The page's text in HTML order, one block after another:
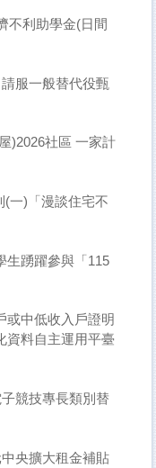
不利助學金(日間
服一般替代役甄
)2026社區 一家計
(一)「漫談住宅不
生踴躍參與「115
或中低收入戶證明
資料自主運用平臺
競技專長類別替
央擴大租金補貼